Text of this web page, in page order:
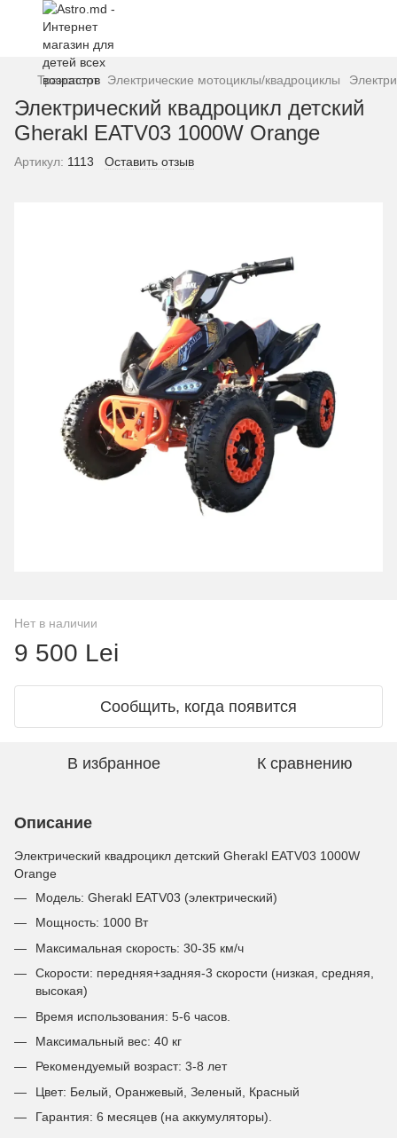
Транспорт Электрические мотоциклы/квадроциклы
Электрический квадроцикл детский
Gherakl EATV03 1000W Orange
Артикул: 1113 Оставить отзыв
Нет в наличии
9 500 Lei
Сообщить, когда появится
В избранное К сравнению
Описание
Электрический квадроцикл детский Gherakl EATV03 1000W
Orange
Модель: Gherakl EATV03 (электрический)
Мощность: 1000 Вт
Максимальная скорость: 30-35 км/ч
Скорости: передняя+задняя-3 скорости (низкая, средняя,
высокая)
Время использования: 5-6 часов.
Максимальный вес: 40 кг
Рекомендуемый возраст: 3-8 лет
Цвет: Белый, Оранжевый, Зеленый, Красный
Гарантия: 6 месяцев (на аккумуляторы).